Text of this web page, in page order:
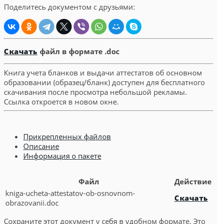
Поделитесь документом с друзьями:
Скачать файл в формате .doc
Книга учета бланков и выдачи аттестатов об основном
образовании (образец/бланк) доступен для бесплатного
скачивания после просмотра небольшой рекламы.
Ссылка откроется в новом окне.
Прикрепленных файлов
Описание
Информация о пакете
Файл
Действие
kniga-ucheta-attestatov-ob-osnovnom-
obrazovanii.doc
Скачать
Сохраните этот документ у себя в удобном формате. Это